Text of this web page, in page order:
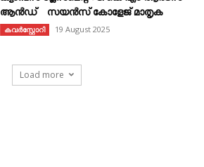
ആൻഡ് സയൻസ് കോളേജ് മാതൃക
കവര്‍സ്റ്റോറി 19 August 2025
Load more